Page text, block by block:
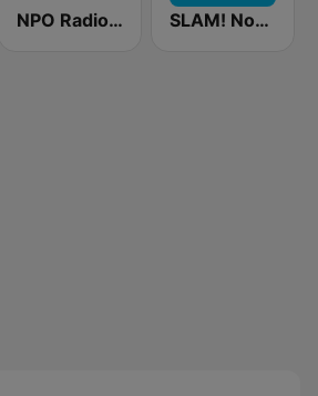
NPO Radio 5 SLAM! Nonstop